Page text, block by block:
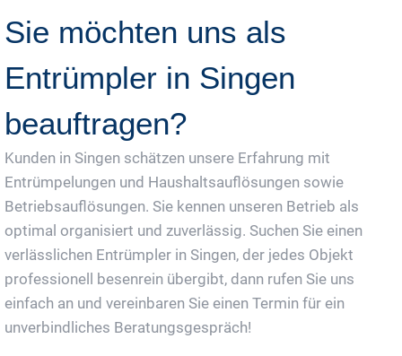
Sie möchten uns als
Entrümpler in Singen
beauftragen?
Kunden in Singen schätzen unsere Erfahrung mit
Entrümpelungen und Haushaltsauflösungen sowie
Betriebsauflösungen. Sie kennen unseren Betrieb als
optimal organisiert und zuverlässig. Suchen Sie einen
verlässlichen Entrümpler in Singen, der jedes Objekt
professionell besenrein übergibt, dann rufen Sie uns
einfach an und vereinbaren Sie einen Termin für ein
unverbindliches Beratungsgespräch!